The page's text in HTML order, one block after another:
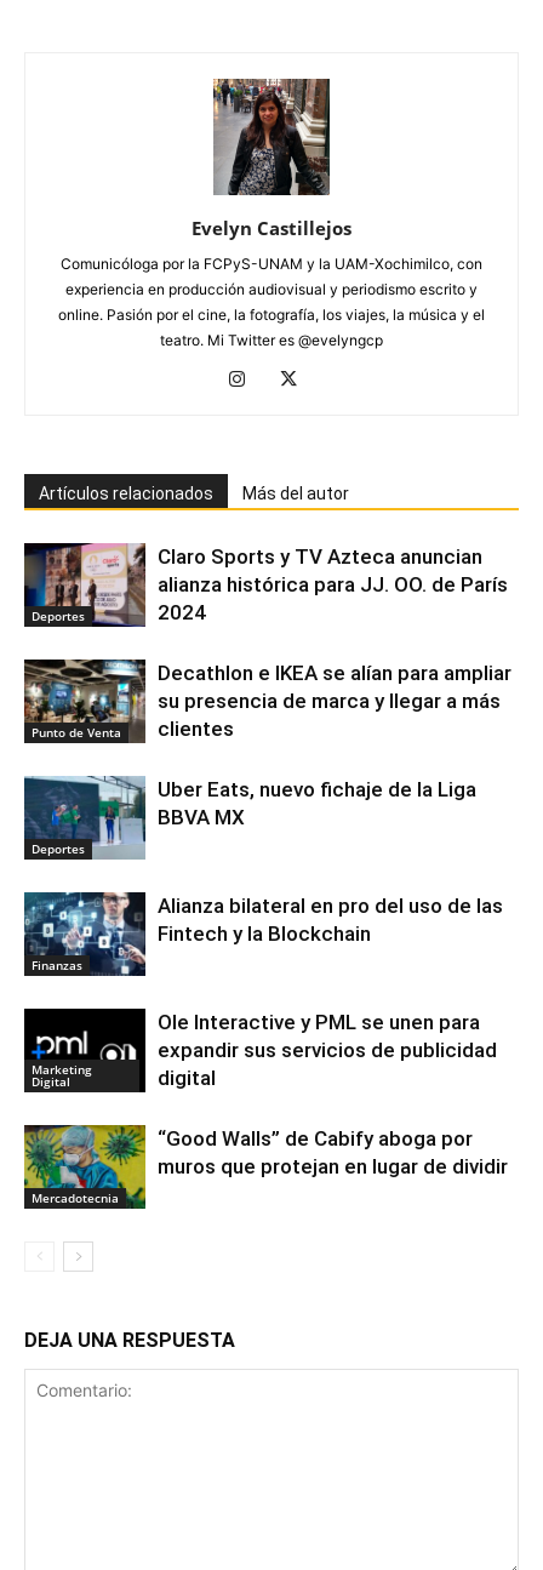
Evelyn Castillejos
Comunicóloga por la FCPyS-UNAM y la UAM-Xochimilco, con
experiencia en producción audiovisual y periodismo escrito y
online. Pasión por el cine, la fotografía, los viajes, la música y el
teatro. Mi Twitter es @evelyngcp
Artículos relacionados Más del autor
Deportes
Claro Sports y TV Azteca anuncian
alianza histórica para JJ. OO. de París
2024
Punto de Venta
Decathlon e IKEA se alían para ampliar
su presencia de marca y llegar a más
clientes
Deportes
Uber Eats, nuevo fichaje de la Liga
BBVA MX
Finanzas
Alianza bilateral en pro del uso de las
Fintech y la Blockchain
Marketing
Digital
Ole Interactive y PML se unen para
expandir sus servicios de publicidad
digital
Mercadotecnia
“Good Walls” de Cabify aboga por
muros que protejan en lugar de dividir
DEJA UNA RESPUESTA